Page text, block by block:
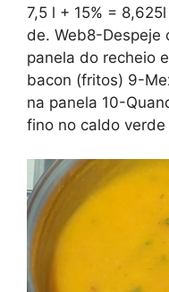
7,5 l + 15% =
de. Web8-
panela do recheio
bacon (fritos) 9-
na panela 10-
fino no caldo